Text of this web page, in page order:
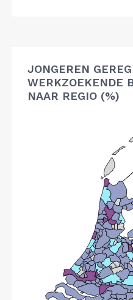
JONGEREN
WERKZOEKENDE
NAAR REGIO (%)